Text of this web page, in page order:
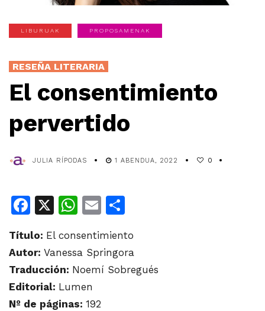
LIBURUAK PROPOSAMENAK
RESEÑA LITERARIA
El consentimiento
pervertido
JULIA RÍPODAS 1 ABENDUA, 2022 0
Facebook
X WhatsApp
Email
Título: El consentimiento
Autor: Vanessa Springora
Traducción: Noemí Sobregués
Editorial: Lumen
Nº de páginas: 192